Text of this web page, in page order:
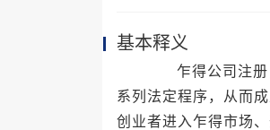
基本释义
乍得公司注册，
系列法定程序，从而
创业者进入乍得市场